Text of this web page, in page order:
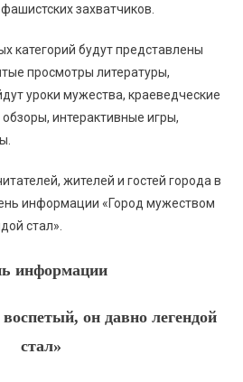
захватчиков.
категорий будут представлены
просмотры литературы,
уроки мужества, краеведческие
интерактивные игры,
жителей и гостей города в
информации «Город мужеством
стал».
информации
он давно легендой
стал»